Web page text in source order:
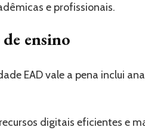
e profissionais.
ensino
EAD vale a pena inclui
digitais eficientes e